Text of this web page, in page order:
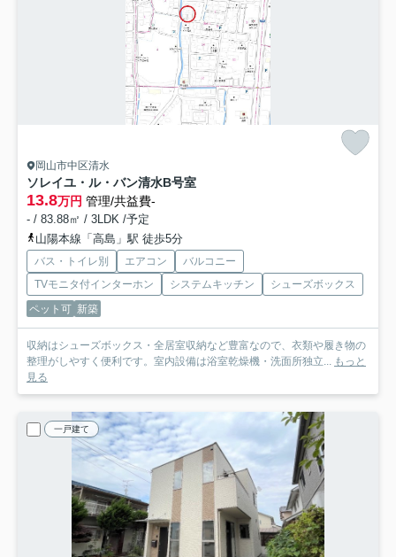
岡山市中区清水
ソレイユ・ル・バン清水B号室
13.8万円 管理/共益費-
- / 83.88㎡ / 3LDK /予定
山陽本線「高島」駅 徒歩5分
バス・トイレ別 エアコン
バルコニー
TVモニタ付インターホン
システムキッチン
シューズボックス
ペット可 新築
収納はシューズボックス・全居室収納など豊富なので、衣類や履き物の
整理がしやすく便利です。室内設備は浴室乾燥機・洗面所独立... もっと
見る
一戸建て